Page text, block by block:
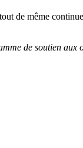
de même
de soutien aux